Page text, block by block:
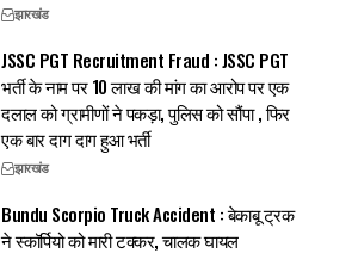
झारखंड
JSSC PGT Recruitment Fraud : JSSC PGT
भर्ती के नाम पर 10 लाख की मांग का आरोप पर एक
दलाल को ग्रामीणों ने पकड़ा, पुलिस को सौंपा , फिर
एक बार दाग दाग हुआ भर्ती
झारखंड
Bundu Scorpio Truck Accident : बेकाबू ट्रक
ने स्कॉर्पियो को मारी टक्कर, चालक घायल